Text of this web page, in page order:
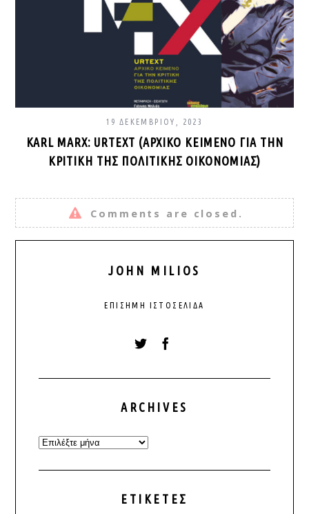
19 ΔΕΚΕΜΒΡΊΟΥ, 2023
KARL MARX: URTEXT (ΑΡΧΙΚΌ ΚΕΊΜΕΝΟ ΓΙΑ ΤΗΝ
ΚΡΙΤΙΚΉ ΤΗΣ ΠΟΛΙΤΙΚΉΣ ΟΙΚΟΝΟΜΊΑΣ)
Comments are closed.
JOHN MILIOS
ΕΠΊΣΗΜΗ ΙΣΤΟΣΕΛΊΔΑ
ARCHIVES
Archives
ΕΤΙΚΈΤΕΣ